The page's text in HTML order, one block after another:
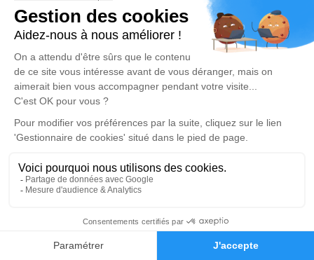
Faire-part Hommages
à travers des poèmes ou des textes. Cet endroit
est un lieu d'expression dédié à honorer la
mémoire de Germaine VINEL.
Un service de plantation d’arbre hommage est
disponible ici.
lundi 30 octobre 2023 à 15h00
Eglise de Saint-Grat de Vailhourles
12200 Vailhourles